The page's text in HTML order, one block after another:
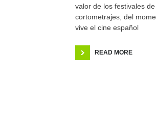
valor de los festivales de
cortometrajes, del
vive el cine español
READ MORE